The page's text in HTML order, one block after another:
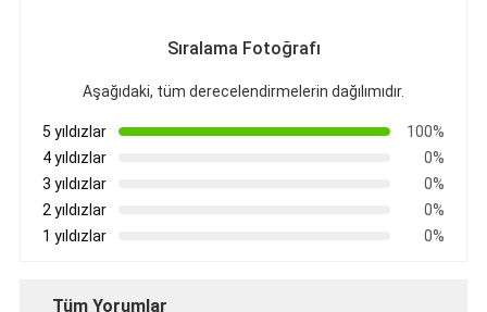
Sıralama Fotoğrafı
Aşağıdaki, tüm derecelendirmelerin dağılımıdır.
5 yıldızlar
100%
4 yıldızlar
0%
3 yıldızlar
0%
2 yıldızlar
0%
1 yıldızlar
0%
Tüm Yorumlar